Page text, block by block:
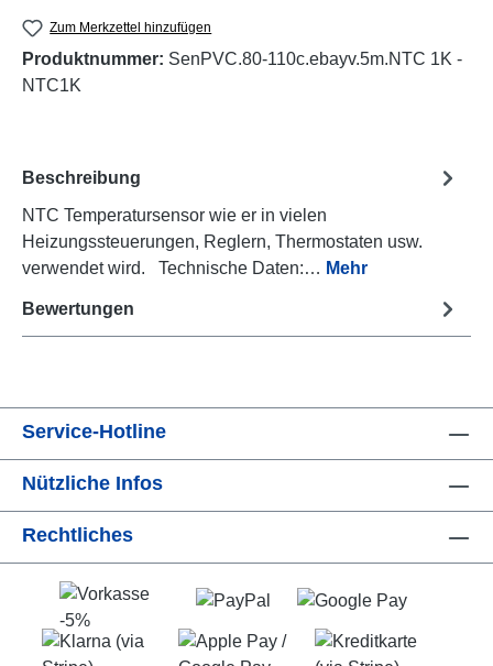
Zum Merkzettel hinzufügen
Produktnummer: SenPVC.80-110c.ebayv.5m.NTC 1K -
NTC1K
Beschreibung
NTC Temperatursensor wie er in vielen
Heizungssteuerungen, Reglern, Thermostaten usw.
verwendet wird. Technische Daten:… Mehr
Bewertungen
Service-Hotline
Nützliche Infos
Rechtliches